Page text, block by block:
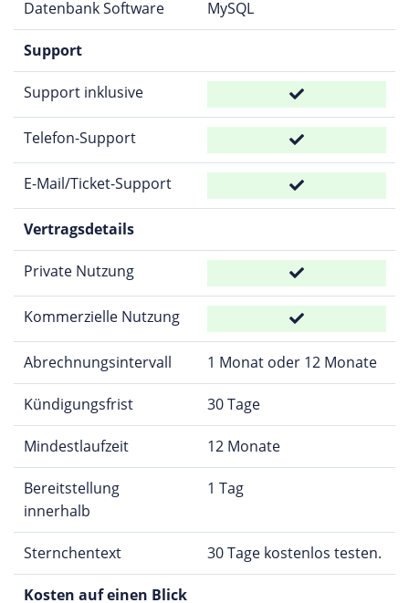
Datenbank Software MySQL
Support
Support inklusive
Telefon-Support
E-Mail/Ticket-Support
Vertragsdetails
Private Nutzung
Kommerzielle Nutzung
Abrechnungsintervall 1 Monat oder 12 Monate
Kündigungsfrist 30 Tage
Mindestlaufzeit 12 Monate
Bereitstellung
innerhalb
1 Tag
Sternchentext 30 Tage kostenlos testen.
Kosten auf einen Blick